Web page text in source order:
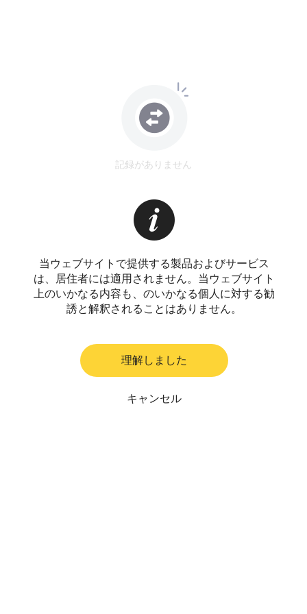
記録がありません
当ウェブサイトで提供する製品およびサービス
は、居住者には適用されません。当ウェブサイト
上のいかなる内容も、のいかなる個人に対する勧
誘と解釈されることはありません。
理解しました
キャンセル